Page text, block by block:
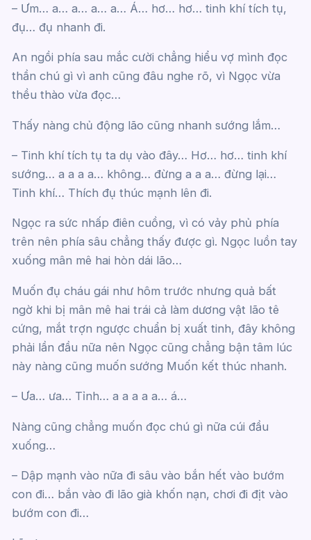
– Ưm… a… a… a… a… Á… hơ… hơ… tinh khí tích tụ,
đụ… đụ nhanh đi.
An ngồi phía sau mắc cười chẳng hiểu vợ mình đọc
thần chú gì vì anh cũng đâu nghe rõ, vì Ngọc vừa
thều thào vừa đọc…
Thấy nàng chủ động lão cũng nhanh sướng lắm…
– Tinh khí tích tụ ta dụ vào đây… Hơ… hơ… tinh khí
sướng… a a a a… không… đừng a a a… đừng lại…
Tinh khí… Thích đụ thúc mạnh lên đi.
Ngọc ra sức nhấp điên cuồng, vì có vảy phủ phía
trên nên phía sâu chẳng thấy được gì. Ngọc luồn tay
xuống mân mê hai hòn dái lão…
Muốn đụ cháu gái như hôm trước nhưng quả bất
ngờ khi bị mân mê hai trái cả làm dương vật lão tê
cứng, mắt trợn ngược chuẩn bị xuất tinh, đây không
phải lần đầu nữa nên Ngọc cũng chẳng bận tâm lúc
này nàng cũng muốn sướng Muốn kết thúc nhanh.
– Ưa… ưa… Tỉnh… a a a a a… á…
Nàng cũng chẳng muốn đọc chú gì nữa cúi đầu
xuống…
– Dập mạnh vào nữa đi sâu vào bắn hết vào bướm
con đi… bắn vào đi lão già khốn nạn, chơi đi địt vào
bướm con đi…